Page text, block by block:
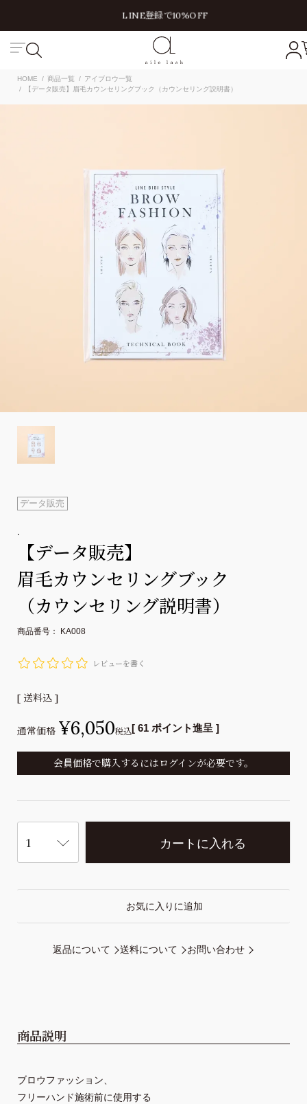
LINE登録で10%OFF
HOME 商品一覧
アイブロウ一覧
【データ販売】眉毛カウンセリングブック（カウンセリング説明書）
データ販売
.
【データ販売】
眉毛カウンセリングブック
（カウンセリング説明書）
商品番号 KA008
レビューを書く
送料込
通常価格 ¥6,050税込[ 61 ポイント進呈 ]
会員価格で購入するにはログインが必要です。
カートに入れる
お気に入りに追加
返品について 送料について お問い合わせ
商品説明
ブロウファッション、
フリーハンド施術前に使用する